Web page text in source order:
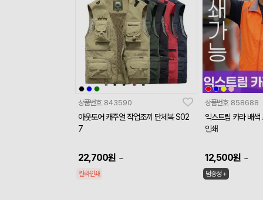
상품번호 843590
아웃도어 캐주얼 작업조끼 단체복 S02
7
22,700원 ~
칼라인쇄
상품번호 858688
익스트림 카라 배
인쇄
12,500원 ~
덤증정 +